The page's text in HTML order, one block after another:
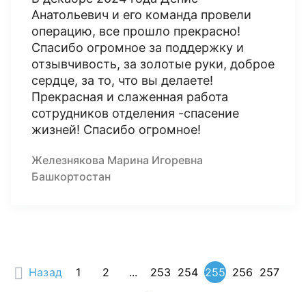
Анатольевич и его команда провели
операцию, все прошло прекрасно!
Спасибо огромное за поддержку и
отзывчивость, за золотые руки, доброе
сердце, за то, что вы делаете!
Прекрасная и слаженная работа
сотрудников отделения -спасение
жизней! Спасибо огромное!
Железнякова Марина Игоревна
Башкортостан
Назад 1 2 ... 253 254 255 256 257